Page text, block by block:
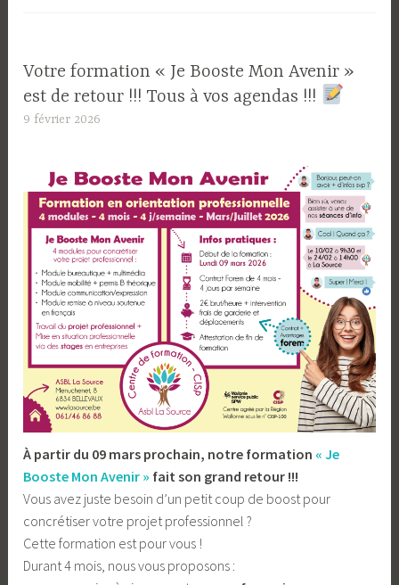
Votre formation « Je Booste Mon Avenir »
est de retour !!! Tous à vos agendas !!!
9 février 2026
o
u
r
c
e
À partir du 09 mars prochain, notre formation « Je
Booste Mon Avenir » fait son grand retour !!!
Vous avez juste besoin d’un petit coup de boost pour
concrétiser votre projet professionnel ?
Cette formation est pour vous !
Durant 4 mois, nous vous proposons :